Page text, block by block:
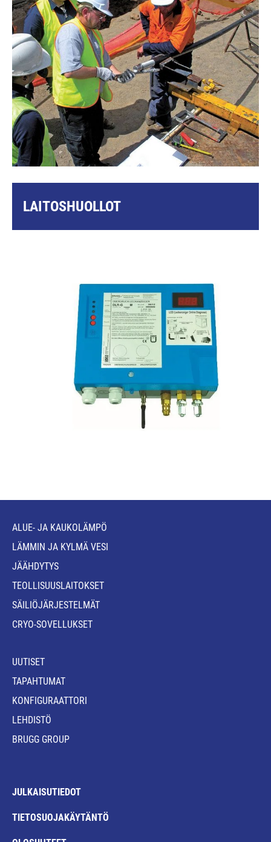
LAITOSHUOLLOT
ALUE- JA KAUKOLÄMPÖ
LÄMMIN JA KYLMÄ VESI
JÄÄHDYTYS
TEOLLISUUSLAITOKSET
SÄILIÖJÄRJESTELMÄT
CRYO-SOVELLUKSET
UUTISET
TAPAHTUMAT
KONFIGURAATTORI
LEHDISTÖ
BRUGG GROUP
JULKAISUTIEDOT
TIETOSUOJAKÄYTÄNTÖ